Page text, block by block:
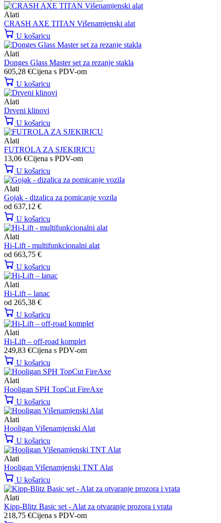
Alati
CRASH AXE TITAN Višenamjenski alat
U košaricu
Alati
Donges Glass Master set za rezanje stakla
605,28 €Cijena s PDV-om
U košaricu
Alati
Drveni klinovi
U košaricu
Alati
FUTROLA ZA SJEKIRICU
13,06 €Cijena s PDV-om
U košaricu
Alati
Gojak - dizalica za pomicanje vozila
od 637,12 €
U košaricu
Alati
Hi-Lift - multifunkcionalni alat
od 663,75 €
U košaricu
Alati
Hi-Lift – lanac
od 265,38 €
U košaricu
Alati
Hi-Lift – off-road komplet
249,83 €Cijena s PDV-om
U košaricu
Alati
Hooligan SPH TopCut FireAxe
U košaricu
Alati
Hooligan Višenamjenski Alat
U košaricu
Alati
Hooligan Višenamjenski TNT Alat
U košaricu
Alati
Kipp-Blitz Basic set - Alat za otvaranje prozora i vrata
218,75 €Cijena s PDV-om